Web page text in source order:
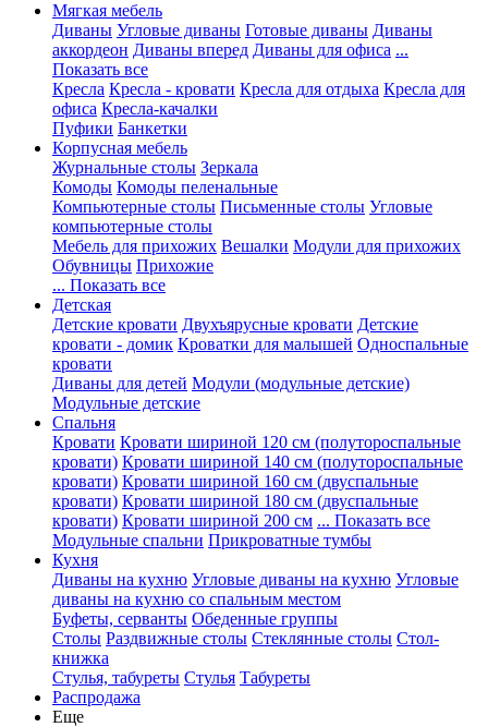
Мягкая мебель
Диваны Угловые диваны Готовые диваны Диваны
аккордеон Диваны вперед Диваны для офиса ...
Показать все
Кресла Кресла - кровати Кресла для отдыха Кресла для
офиса Кресла-качалки
Пуфики Банкетки
Корпусная мебель
Журнальные столы Зеркала
Комоды Комоды пеленальные
Компьютерные столы Письменные столы Угловые
компьютерные столы
Мебель для прихожих Вешалки Модули для прихожих
Обувницы Прихожие
... Показать все
Детская
Детские кровати Двухъярусные кровати Детские
кровати - домик Кроватки для малышей Односпальные
кровати
Диваны для детей Модули (модульные детские)
Модульные детские
Спальня
Кровати Кровати шириной 120 см (полутороспальные
кровати) Кровати шириной 140 см (полутороспальные
кровати) Кровати шириной 160 см (двуспальные
кровати) Кровати шириной 180 см (двуспальные
кровати) Кровати шириной 200 см ... Показать все
Модульные спальни Прикроватные тумбы
Кухня
Диваны на кухню Угловые диваны на кухню Угловые
диваны на кухню со спальным местом
Буфеты, серванты Обеденные группы
Столы Раздвижные столы Стеклянные столы Стол-
книжка
Стулья, табуреты Стулья Табуреты
Распродажа
Еще